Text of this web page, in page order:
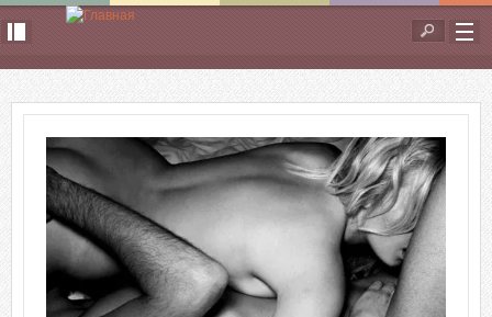
Перейти к основному содержанию
Форма
поиска